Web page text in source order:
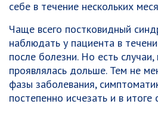
себе в течение нескольких
Чаще всего постковидный
наблюдать у пациента в
после болезни. Но есть
проявлялась дольше. Тем не
фазы заболевания,
постепенно исчезать и в итоге